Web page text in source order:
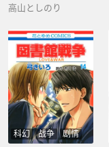
高山としのり
科幻 战争 剧情